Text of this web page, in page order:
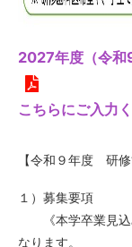
2027年度（令和
こちらにご入力く
【令和９年度 研修
１）募集要項
《本学卒業見込
なります。